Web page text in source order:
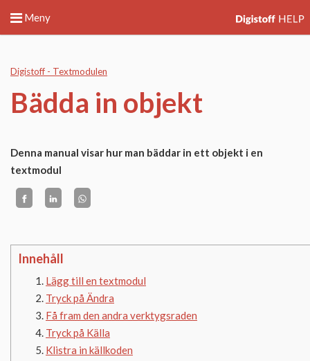
Meny
Digistoff - Textmodulen
Bädda in objekt
Denna manual visar hur man bäddar in ett objekt i en
textmodul
Innehåll
Lägg till en textmodul
Tryck på Ändra
Få fram den andra verktygsraden
Tryck på Källa
Klistra in källkoden